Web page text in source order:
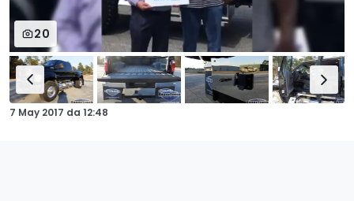
20
7 May 2017 da 12:48